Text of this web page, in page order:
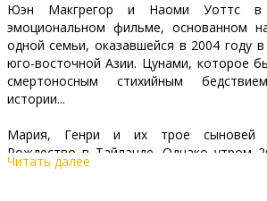
Юэн Макгрегор и Наоми Уоттс в
эмоциональном фильме, основанном
одной семьи, оказавшейся в 2004 году
юго-восточной Азии. Цунами, которое
смертоносным стихийным
истории...
Мария, Генри и их трое сыновей
Рождество в Тайланде. Однако утром
стена воды обрушивается на
Читать далее